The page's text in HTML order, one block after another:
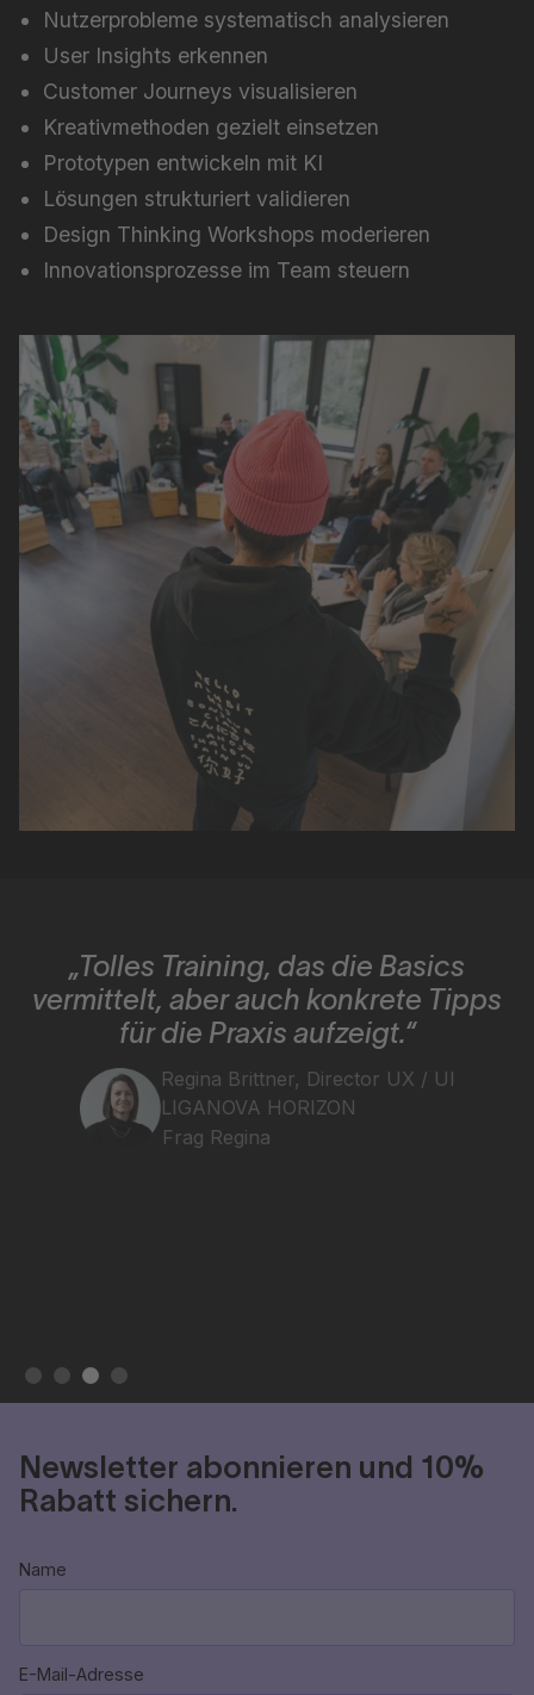
Nutzerprobleme systematisch analysieren
User Insights erkennen
Customer Journeys visualisieren
Kreativmethoden gezielt einsetzen
Prototypen entwickeln mit KI
Lösungen strukturiert validieren
Design Thinking Workshops moderieren
Innovationsprozesse im Team steuern
„Tolles Training, das die Basics
vermittelt, aber auch konkrete Tipps
für die Praxis aufzeigt.“
Regina Brittner, Director UX / UI
LIGANOVA HORIZON
Frag Regina
Slide 3 of 4.
Newsletter abonnieren und 10%
Rabatt sichern.
Name
E-Mail-Adresse